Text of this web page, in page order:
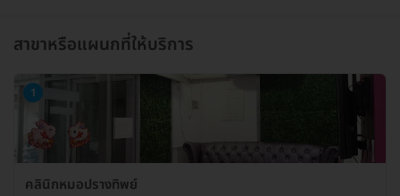
สาขาหรือแผนกที่ให้บริการ
1
คลินิกหมอปรางทิพย์